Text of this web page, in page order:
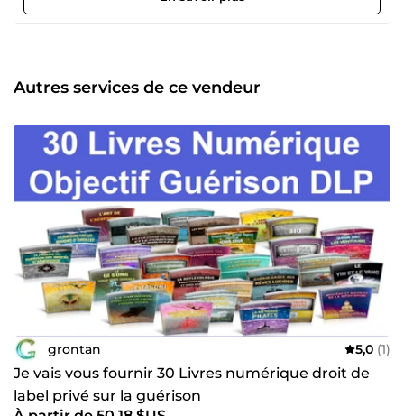
Autres services de ce vendeur
grontan 5,0 (1)
Je vais vous fournir 30 Livres numérique droit de
label privé sur la guérison